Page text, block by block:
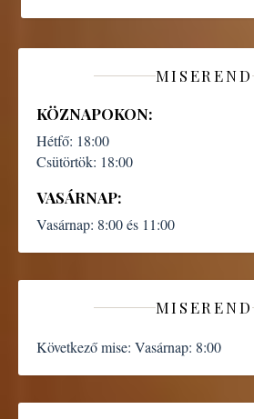
MISEREND
KÖZNAPOKON:
Hétfő: 18:00
Csütörtök: 18:00
VASÁRNAP:
Vasárnap: 8:00 és 11:00
MISEREND
Következő mise: Vasárnap: 8:00